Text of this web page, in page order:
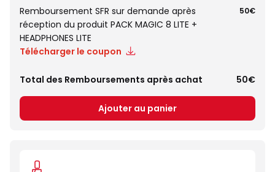
Remboursement SFR sur demande après
réception du produit PACK MAGIC 8 LITE +
HEADPHONES LITE
Télécharger le coupon
50€
Total des Remboursements après achat 50€
Ajouter au panier